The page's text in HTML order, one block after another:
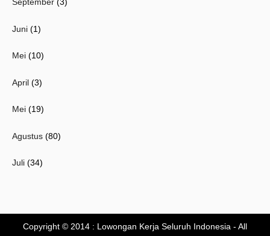
September (3)
Juni (1)
Mei (10)
April (3)
Mei (19)
Agustus (80)
Juli (34)
Copyright © 2014 : Lowongan Kerja Seluruh Indonesia - All